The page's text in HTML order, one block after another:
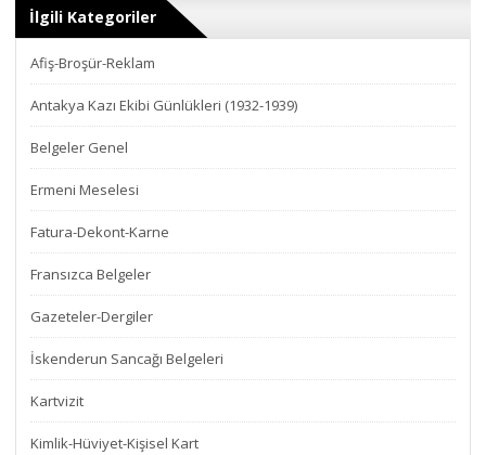
İlgili Kategoriler
Afiş-Broşür-Reklam
Antakya Kazı Ekibi Günlükleri (1932-1939)
Belgeler Genel
Ermeni Meselesi
Fatura-Dekont-Karne
Fransızca Belgeler
Gazeteler-Dergiler
İskenderun Sancağı Belgeleri
Kartvizit
Kimlik-Hüviyet-Kişisel Kart